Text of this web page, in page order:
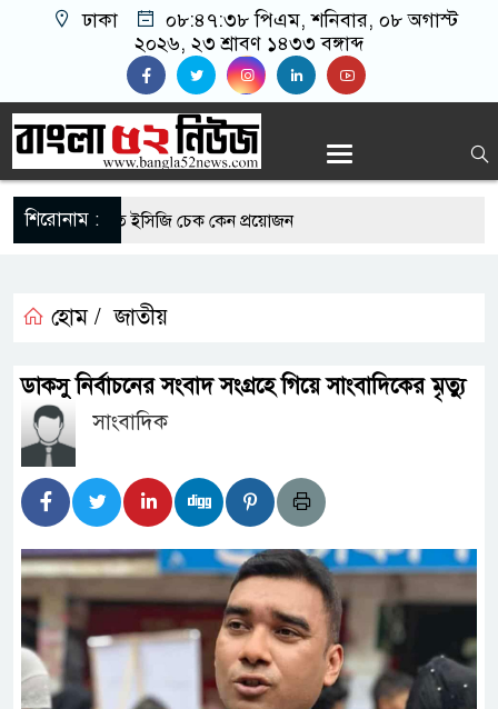
ঢাকা ০৮:৪৭:৩৮ পিএম, শনিবার, ০৮ অগাস্ট
২০২৬, ২৩ শ্রাবণ ১৪৩৩ বঙ্গাব্দ
শিরোনাম :নিয়মিত ইসিজি চেক কেন প্রয়োজন
আহ্বান
মাছে মিলল মাইক্রোপ্লাস্টিক, বেশি কই মাছে
বাড়ীর মোঃ আঃ খালেকের ইন্তেকাল
ব্যবসায়িক অগ্রযাত্রায় নতুন অধ্যায়
স্থিতিশীল সরকার,প্রবাসীদের বিনিয়োগের এখনই
স্থিতিশীল সরকার,প্রবাসীদের বিনিয়োগের এখনই
হোম / জাতীয়
ডাকসু নির্বাচনের সংবাদ সংগ্রহে গিয়ে সাংবাদিকের মৃত্যু
সাংবাদিক